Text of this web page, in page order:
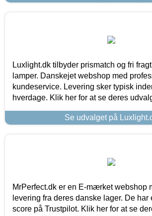
Luxlight.dk tilbyder prismatch og fri
lamper. Danskejet webshop med
kundeservice. Levering sker typisk
hverdage. Klik her for at se deres
Se udvalget på
MrPerfect.dk er en E-mærket webshop
levering fra deres danske lager. De har
score på Trustpilot. Klik her for at se